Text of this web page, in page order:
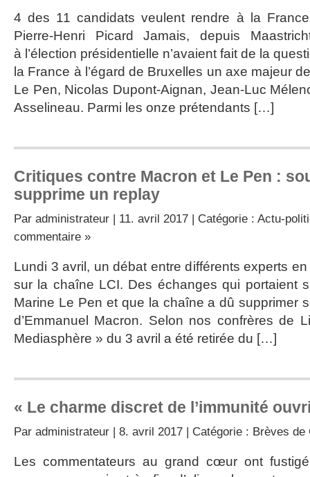
4 des 11 candidats veulent rendre à la
Pierre-Henri Picard Jamais, depuis
à l’élection présidentielle n’avaient fait de la
la France à l’égard de Bruxelles un axe majeur
Le Pen, Nicolas Dupont-Aignan, Jean-Luc
Asselineau. Parmi les onze prétendants […]
Critiques contre Macron et Le Pen :
supprime un replay
Par administrateur | 11. avril 2017 | Catégorie : Actu-
commentaire »
Lundi 3 avril, un débat entre différents experts
sur la chaîne LCI. Des échanges qui portaient
Marine Le Pen et que la chaîne a dû supprimer
d’Emmanuel Macron. Selon nos confrères de
Mediasphère » du 3 avril a été retirée du […]
« Le charme discret de l’immunité
Par administrateur | 8. avril 2017 | Catégorie : Brèves de
Les commentateurs au grand cœur ont